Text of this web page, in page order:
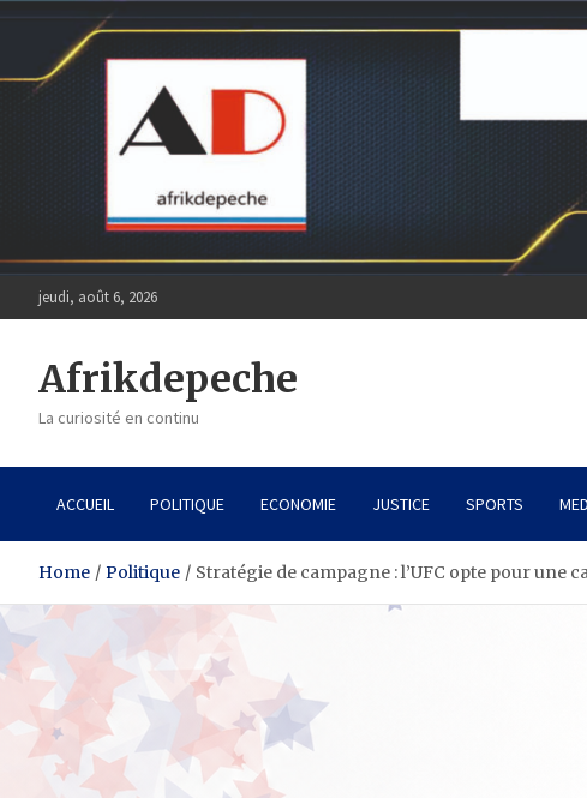
Skip
content
jeudi, août 6, 2026
Afrikdepeche
La curiosité en continu
ACCUEIL POLITIQUE ECONOMIE JUSTICE SPORTS
Home Politique Stratégie de campagne : l’UFC opte pour